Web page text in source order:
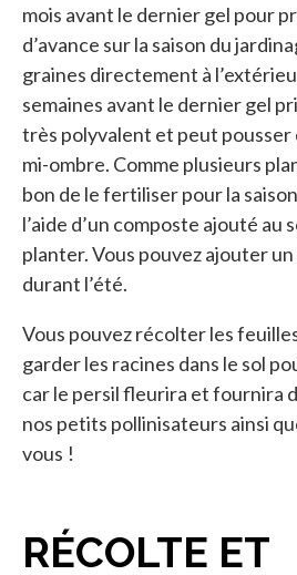
mois avant le dernier gel pour
d’avance sur la saison du
graines directement à
semaines avant le dernier gel
très polyvalent et peut pousser
mi-ombre. Comme plusieurs
bon de le fertiliser pour la
l’aide d’un composte ajouté au
planter. Vous pouvez ajouter
durant l’été.
Vous pouvez récolter les
garder les racines dans le sol
car le persil fleurira et fournira
nos petits pollinisateurs ainsi
vous !
RÉCOLTE ET